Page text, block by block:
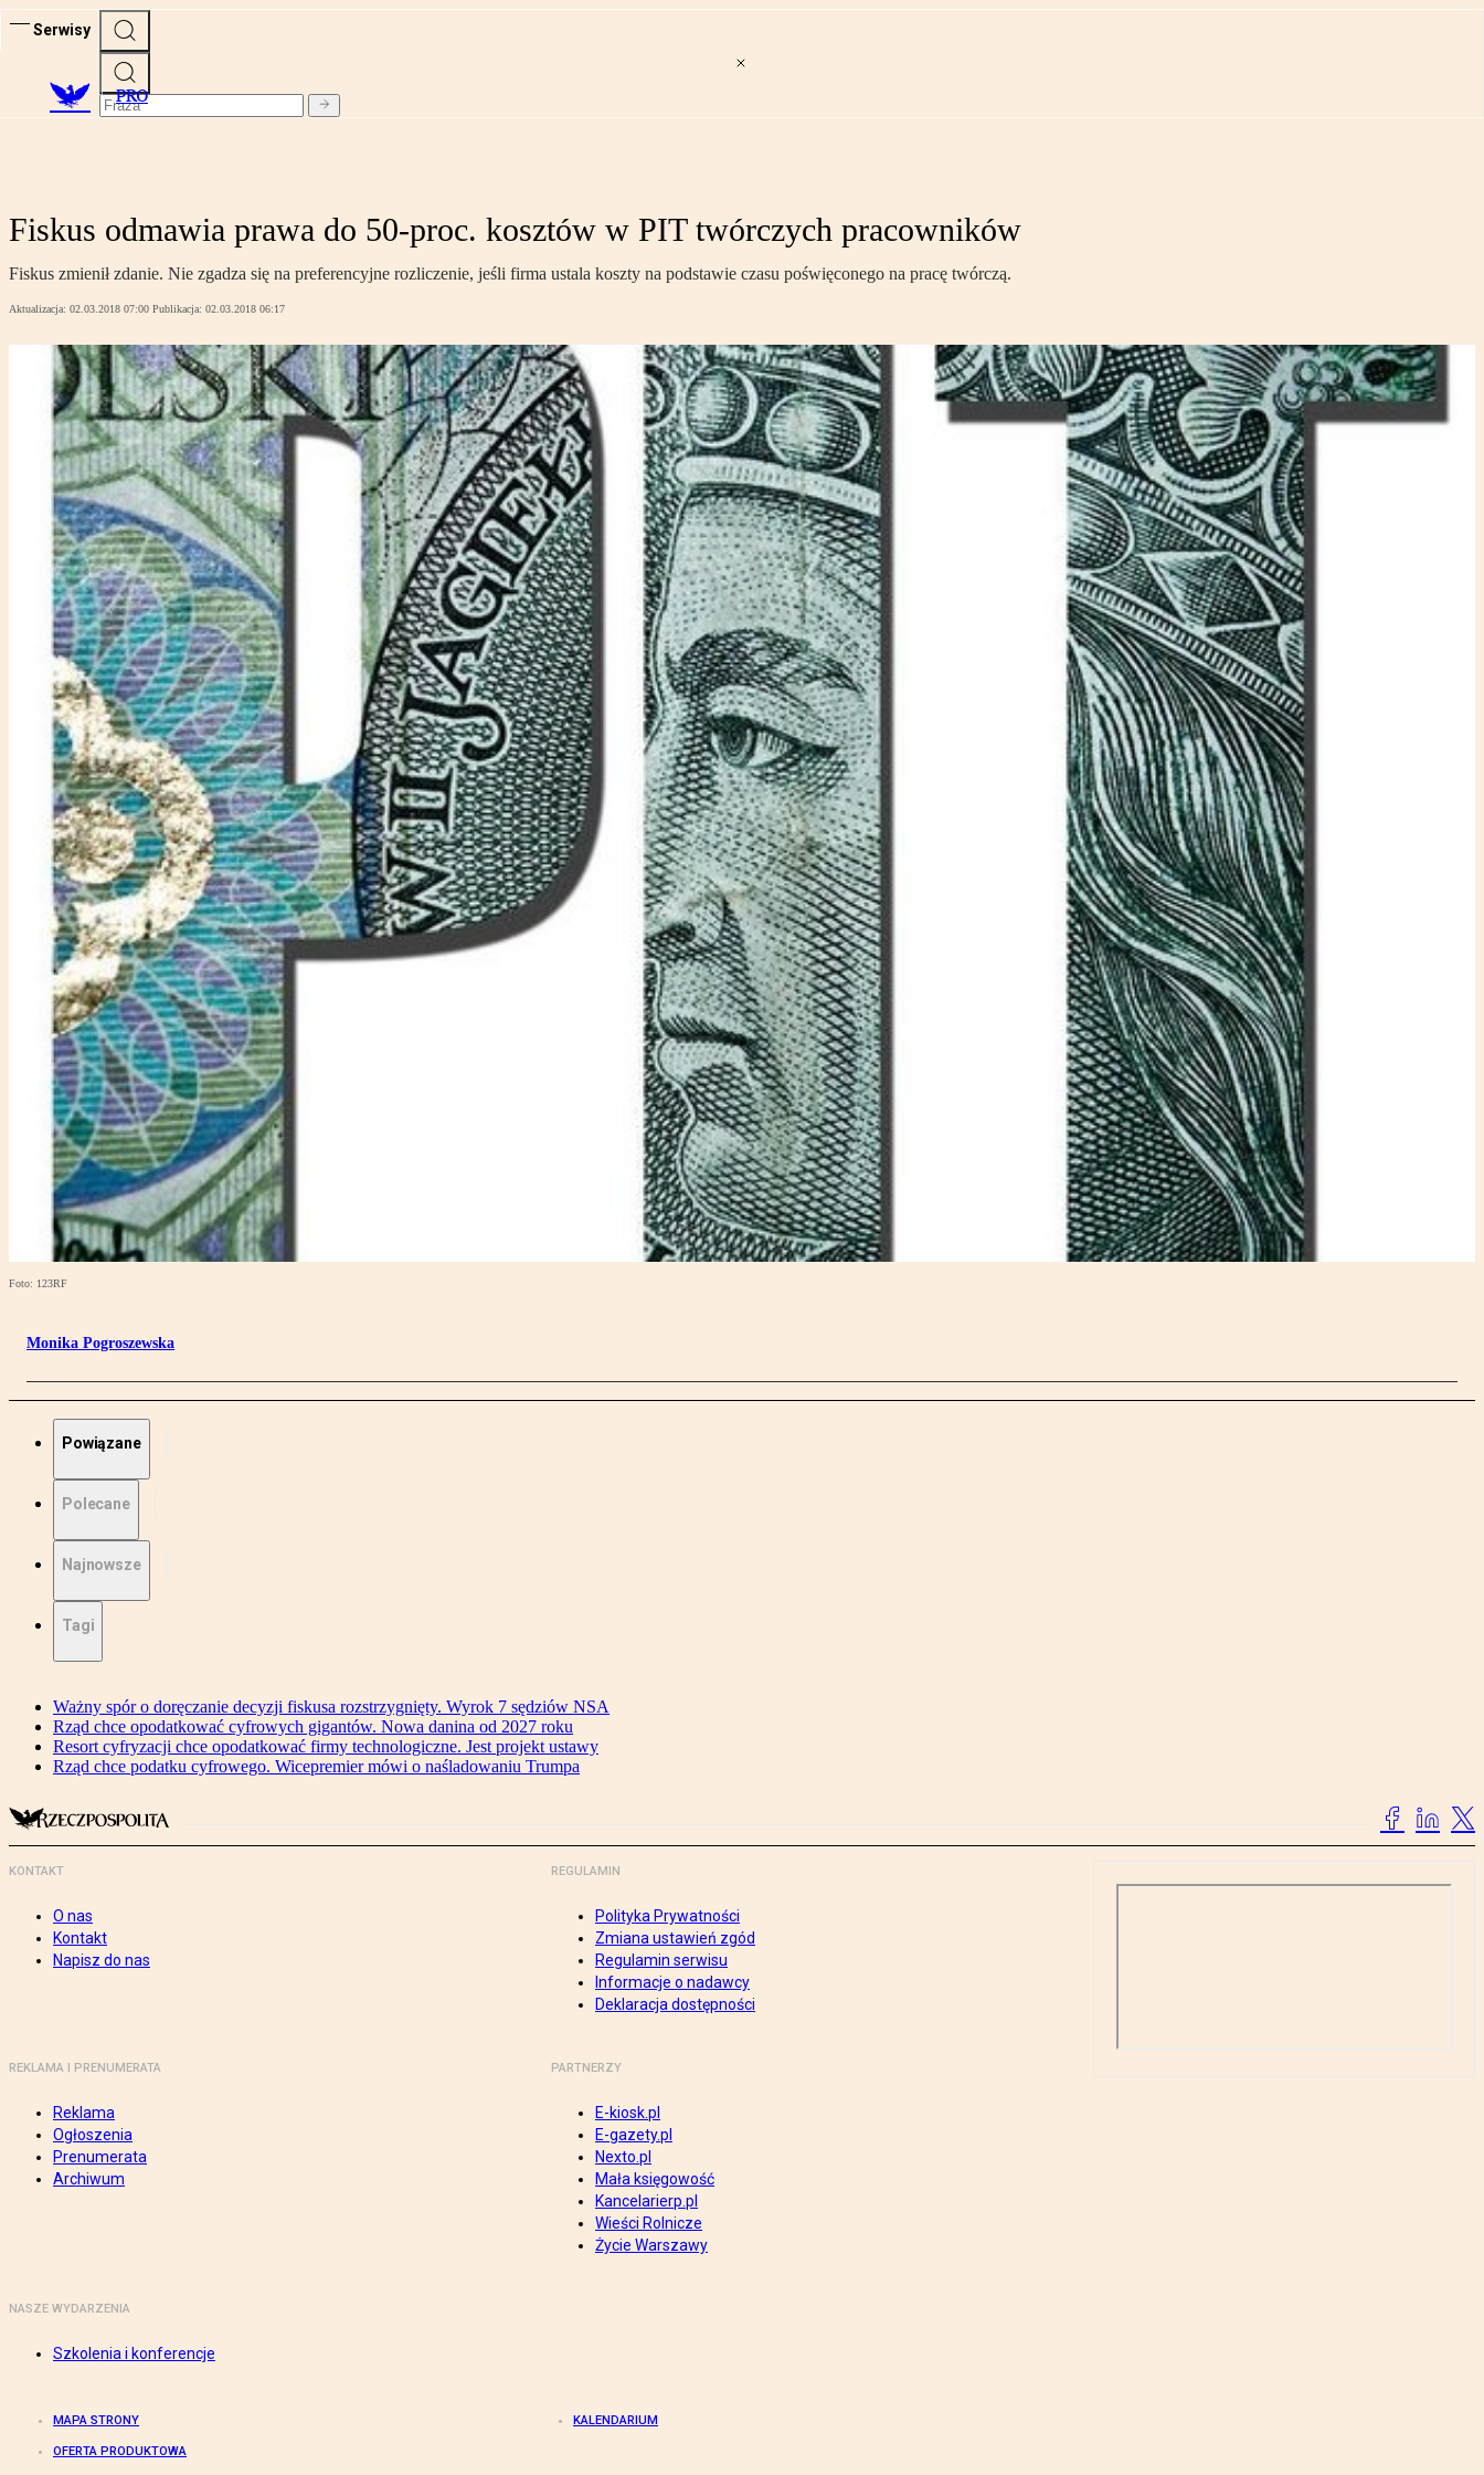
Serwisy
PRO
Fiskus odmawia prawa do 50-proc. kosztów w PIT twórczych pracowników
Fiskus zmienił zdanie. Nie zgadza się na preferencyjne rozliczenie, jeśli firma ustala koszty na podstawie czasu poświęconego na pracę twórczą.
Aktualizacja: 02.03.2018 07:00 Publikacja: 02.03.2018 06:17
Foto: 123RF
Monika Pogroszewska
Powiązane
Polecane
Najnowsze
Tagi
Ważny spór o doręczanie decyzji fiskusa rozstrzygnięty. Wyrok 7 sędziów NSA
Rząd chce opodatkować cyfrowych gigantów. Nowa danina od 2027 roku
Resort cyfryzacji chce opodatkować firmy technologiczne. Jest projekt ustawy
Rząd chce podatku cyfrowego. Wicepremier mówi o naśladowaniu Trumpa
KONTAKT
O nas
Kontakt
Napisz do nas
REGULAMIN
Polityka Prywatności
Zmiana ustawień zgód
Regulamin serwisu
Informacje o nadawcy
Deklaracja dostępności
REKLAMA I PRENUMERATA
Reklama
Ogłoszenia
Prenumerata
Archiwum
PARTNERZY
E-kiosk.pl
E-gazety.pl
Nexto.pl
Mała księgowość
Kancelarierp.pl
Wieści Rolnicze
Życie Warszawy
NASZE WYDARZENIA
Szkolenia i konferencje
MAPA STRONY KALENDARIUM
OFERTA PRODUKTOWA